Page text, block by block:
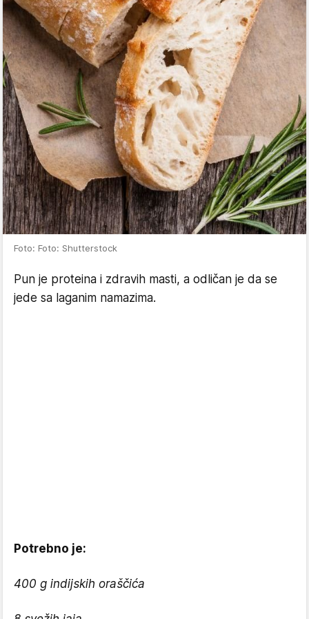
Foto: Foto: Shutterstock
Pun je proteina i zdravih masti, a odličan je da se
jede sa laganim namazima.
Potrebno je:
400 g indijskih oraščića